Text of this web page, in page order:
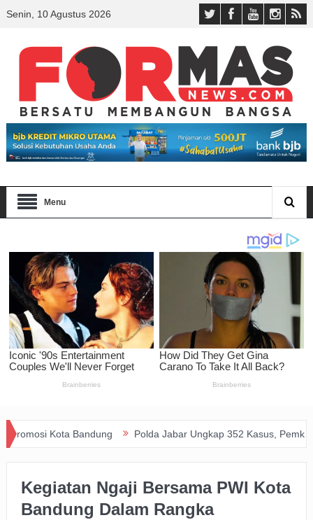
Senin, 10 Agustus 2026
Menu
Bandung Polda Jabar Ungkap 352 Kasus, Pemkot Dukung
Kegiatan Ngaji Bersama PWI Kota
Bandung Dalam Rangka